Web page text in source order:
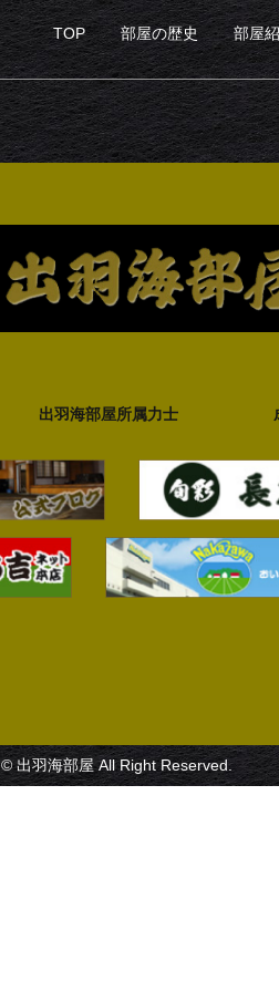
TOP 部屋の歴史 部屋
出羽海部屋所属力士
© 出羽海部屋 All Right Reserved.